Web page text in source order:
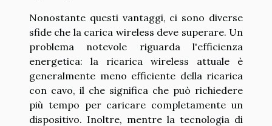
Nonostante questi vantaggi, ci sono diverse
sfide che la carica wireless deve superare. Un
problema notevole riguarda l'efficienza
energetica: la ricarica wireless attuale è
generalmente meno efficiente della ricarica
con cavo, il che significa che può richiedere
più tempo per caricare completamente un
dispositivo. Inoltre, mentre la tecnologia di